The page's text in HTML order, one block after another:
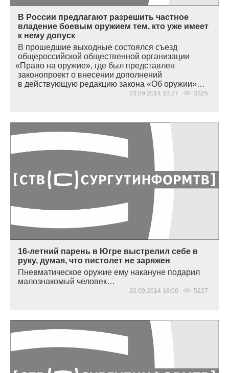
В России предлагают разрешить частное
владение боевым оружием тем, кто уже имеет
к нему допуск
В прошедшие выходные состоялся съезд
общероссийской общественной организации
«Право на оружие», где был представлен
законопроект о внесении дополнений
в действующую редакцию закона «Об оружии»…
23.09.2014 18:27 3325
16-летний парень в Югре выстрелил себе в
руку, думая, что пистолет не заряжен
Пневматическое оружие ему накануне подарил
малознакомый человек…
20.09.2014 18:00 5227